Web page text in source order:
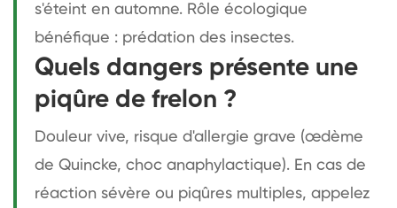
s'éteint en automne. Rôle écologique
bénéfique : prédation des insectes.
Quels dangers présente une
piqûre de frelon ?
Douleur vive, risque d'allergie grave (œdème
de Quincke, choc anaphylactique). En cas de
réaction sévère ou piqûres multiples, appelez